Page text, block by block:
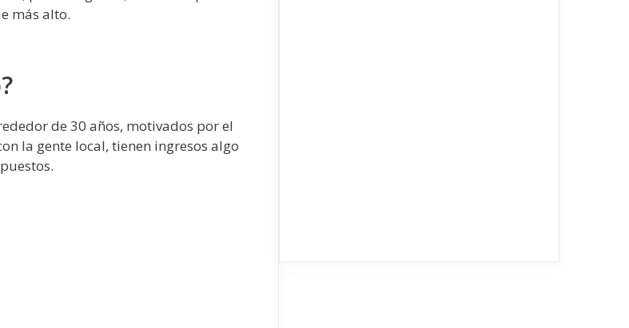
más alto.
de 30 años, motivados por el
la gente local, tienen ingresos algo